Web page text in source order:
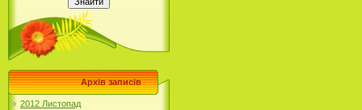
Архів записів
2012 Листопад